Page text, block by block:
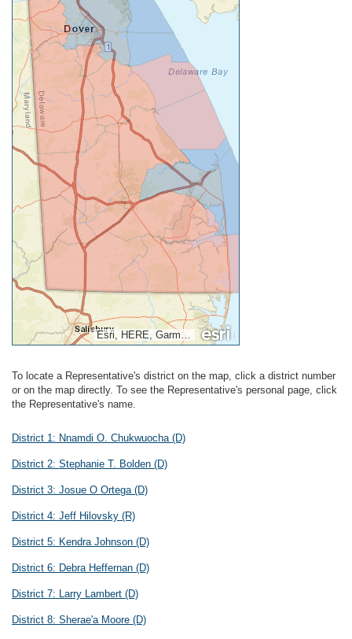
Esri, HERE, Garmin, NGA, USGS, NPS
To locate a Representative's district on the map, click a district number
or on the map directly. To see the Representative's personal page, click
the Representative's name.
District 1: Nnamdi O. Chukwuocha (D)
District 2: Stephanie T. Bolden (D)
District 3: Josue O Ortega (D)
District 4: Jeff Hilovsky (R)
District 5: Kendra Johnson (D)
District 6: Debra Heffernan (D)
District 7: Larry Lambert (D)
District 8: Sherae'a Moore (D)